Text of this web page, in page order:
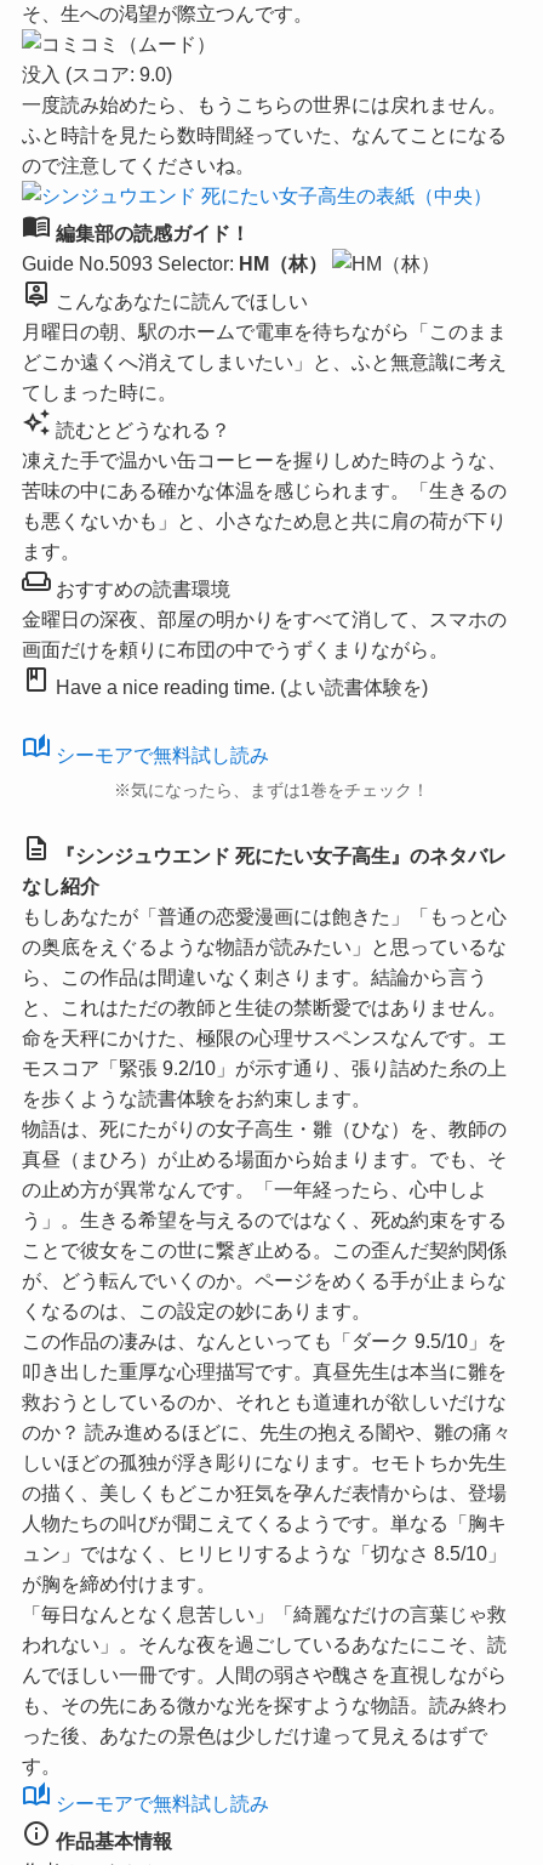
そ、生への渇望が際立つんです。
没入 (スコア: 9.0)
一度読み始めたら、もうこちらの世界には戻れません。
ふと時計を見たら数時間経っていた、なんてことになる
ので注意してくださいね。
menu_book 編集部の読感ガイド！
Guide No.5093 Selector: HM（林）
person_pin
こんなあなたに読んでほしい
月曜日の朝、駅のホームで電車を待ちながら「このまま
どこか遠くへ消えてしまいたい」と、ふと無意識に考え
てしまった時に。
auto_awesome 読むとどうなれる？
凍えた手で温かい缶コーヒーを握りしめた時のような、
苦味の中にある確かな体温を感じられます。「生きるの
も悪くないかも」と、小さなため息と共に肩の荷が下り
ます。
weekendおすすめの読書環境
金曜日の深夜、部屋の明かりをすべて消して、スマホの
画面だけを頼りに布団の中でうずくまりながら。
book Have a nice reading time. (よい読書体験を)
auto_stories シーモアで無料試し読み
※気になったら、まずは1巻をチェック！
description
『シンジュウエンド 死にたい女子高生』のネタバレ
なし紹介
もしあなたが「普通の恋愛漫画には飽きた」「もっと心
の奥底をえぐるような物語が読みたい」と思っているな
ら、この作品は間違いなく刺さります。結論から言う
と、これはただの教師と生徒の禁断愛ではありません。
命を天秤にかけた、極限の心理サスペンスなんです。
エ
モスコア「緊張 9.2/10」 が示す通り、張り詰めた糸の上
を歩くような読書体験をお約束します。
物語は、死にたがりの女子高生・雛（ひな）を、教師の
真昼（まひろ）が止める場面から始まります。でも、そ
の止め方が異常なんです。「一年経ったら、心中しよ
う」。生きる希望を与えるのではなく、死ぬ約束をする
ことで彼女をこの世に繋ぎ止める。この歪んだ契約関係
が、どう転んでいくのか。ページをめくる手が止まらな
くなるのは、この設定の妙にあります。
この作品の凄みは、なんといっても
「ダーク 9.5/10」
を
叩き出した重厚な心理描写です。真昼先生は本当に雛を
救おうとしているのか、それとも道連れが欲しいだけな
のか？ 読み進めるほどに、先生の抱える闇や、雛の痛々
しいほどの孤独が浮き彫りになります。セモトちか先生
の描く、美しくもどこか狂気を孕んだ表情からは、登場
人物たちの叫びが聞こえてくるようです。単なる「胸キ
ュン」ではなく、ヒリヒリするような 「切なさ 8.5/10」
が胸を締め付けます。
「毎日なんとなく息苦しい」「綺麗なだけの言葉じゃ救
われない」。そんな夜を過ごしているあなたにこそ、読
んでほしい一冊です。人間の弱さや醜さを直視しながら
も、その先にある微かな光を探すような物語。読み終わ
った後、あなたの景色は少しだけ違って見えるはずで
す。
auto_stories シーモアで無料試し読み
info 作品基本情報